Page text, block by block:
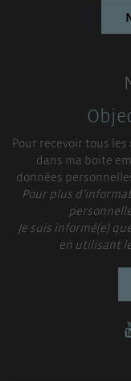
Pour recevoir tous
dans ma boite
données
Pour plus
Je suis informé(e)
en utilisant